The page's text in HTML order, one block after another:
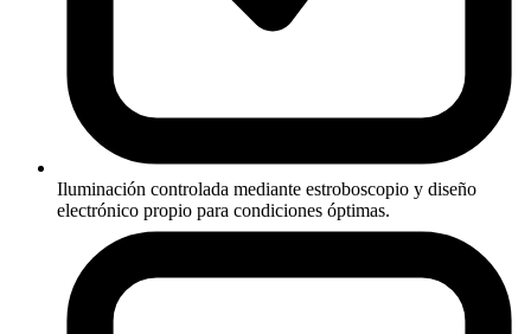
Iluminación controlada mediante estroboscopio y diseño
electrónico propio para condiciones óptimas.